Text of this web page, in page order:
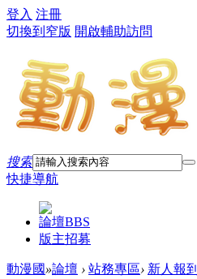
登入 注冊
切換到窄版 開啟輔助訪問
搜索
快捷導航
論壇BBS
版主招募
動漫國»論壇 › 站務專區› 新人報到